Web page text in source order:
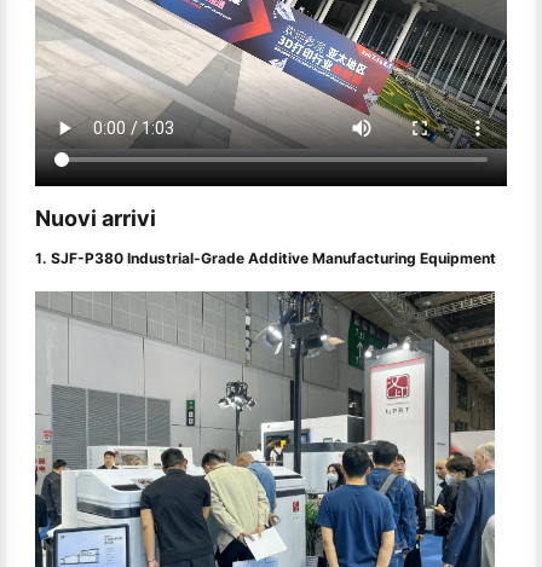
Nuovi arrivi
1. SJF-P380 Industrial-Grade Additive Manufacturing Equipment